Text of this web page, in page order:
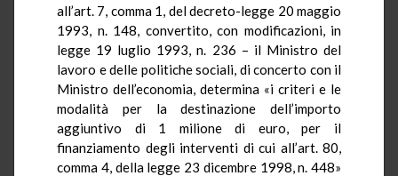
all’art. 7, comma 1, del decreto-legge 20 maggio
1993, n. 148, convertito, con modificazioni, in
legge 19 luglio 1993, n. 236 – il Ministro del
lavoro e delle politiche sociali, di concerto con il
Ministro dell’economia, determina «i criteri e le
modalità per la destinazione dell’importo
aggiuntivo di 1 milione di euro, per il
finanziamento degli interventi di cui all’art. 80,
comma 4, della legge 23 dicembre 1998, n. 448»